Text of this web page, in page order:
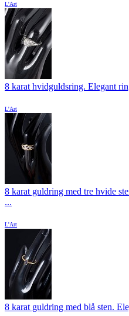
L'Art
8 karat hvidguldsring. Elegant
L'Art
8 karat guldring med tre hvide
...
L'Art
8 karat guldring med blå sten.